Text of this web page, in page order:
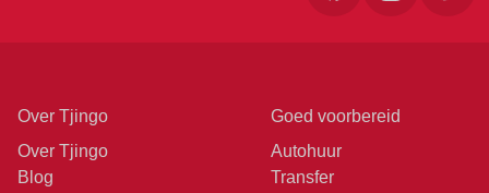
Over Tjingo
Over Tjingo
Blog
Goed voorbereid
Autohuur
Transfer